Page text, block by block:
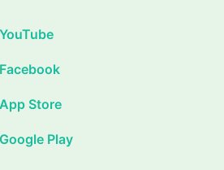
Store
Play